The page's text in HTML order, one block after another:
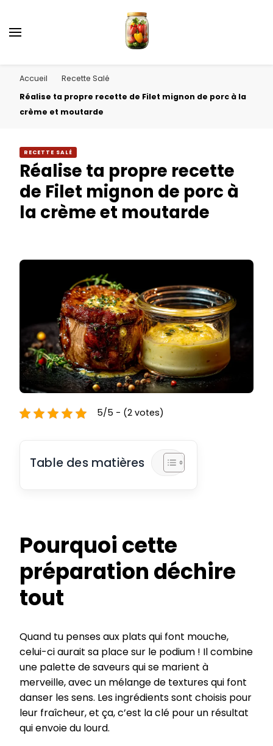
Accueil
Recette Salé
Réalise ta propre recette de Filet mignon de porc à la
crème et moutarde
RECETTE SALÉ
Réalise ta propre recette
de Filet mignon de porc à
la crème et moutarde
5/5 - (2 votes)
Table des matières
Pourquoi cette
préparation déchire
tout
Quand tu penses aux plats qui font mouche,
celui-ci aurait sa place sur le podium ! Il combine
une palette de saveurs qui se marient à
merveille, avec un mélange de textures qui font
danser les sens. Les ingrédients sont choisis pour
leur fraîcheur, et ça, c’est la clé pour un résultat
qui envoie du lourd.